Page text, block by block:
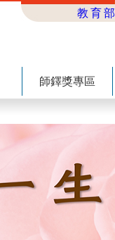
教育部
師鐸獎專區